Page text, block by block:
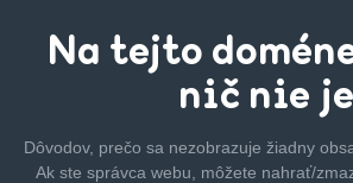
Na tejto
nič nie je
Dôvodov, prečo sa nezobrazuje žiadny
Ak ste správca webu, môžete nahrať/